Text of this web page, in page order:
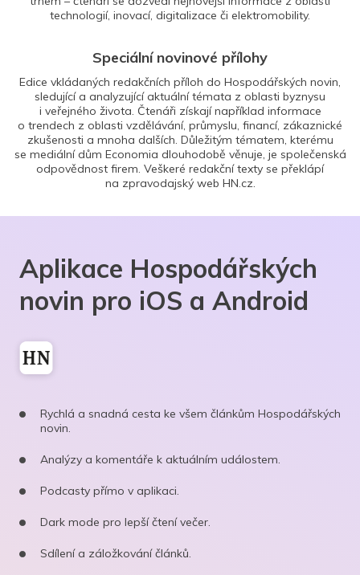
technologií, inovací, digitalizace či elektromobility.
Speciální novinové přílohy
Edice vkládaných redakčních příloh do Hospodářských novin,
sledující a analyzující aktuální témata z oblasti byznysu
i veřejného života. Čtenáři získají například informace
o trendech z oblasti vzdělávání, průmyslu, financí, zákaznické
zkušenosti a mnoha dalších. Důležitým tématem, kterému
se mediální dům Economia dlouhodobě věnuje, je společenská
odpovědnost firem. Veškeré redakční texty se překlápí
na zpravodajský web HN.cz.
Aplikace Hospodářských
novin pro iOS a Android
Rychlá a snadná cesta ke všem článkům Hospodářských
novin.
Analýzy a komentáře k aktuálním událostem.
Podcasty přímo v aplikaci.
Dark mode pro lepší čtení večer.
Sdílení a záložkování článků.